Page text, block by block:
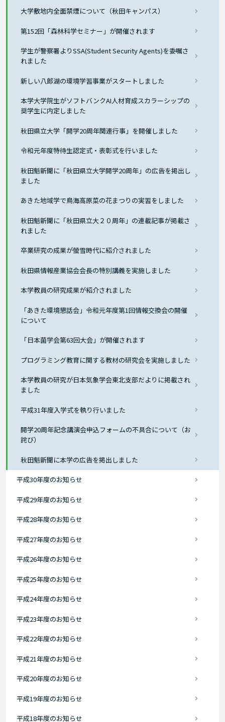
大学敷地内全面禁煙について（秋田キャンパス）
第152回「森林科学セミナー」が開催されます
学生が警察署よりSSA(Student Security Agents)を委嘱さ
れました
新しい八郎湖の環境学習事業がスタートしました
本学大学院生がソフトバンクAI人材育成スカラーシップの
奨学生に内定しました
秋田県立大学「開学20周年関連行事」を開催しました
令和元年度特待生認定式・表彰式を行いました
秋田魁新聞に「秋田県立大学開学20周年」の広告を掲出し
ました
あきた地域学で鳥海高原菜の花まつりの実習をしました
秋田魁新聞に「秋田県立大２０周年」の連載記事が掲載さ
れました
卒業研究の成果が螢雪時代に紹介されました
秋田県情報産業協会会長の特別講義を実施しました
本学教員の研究成果が紹介されました
「あきた環境懇話会」令和元年度第1回情報交換会の開催
について
「日本菌学会第63回大会」が開催されます
プログラミング教育に関する教材の研究会を実施しました
本学教員の研究が日本気象学会東北支部だよりに掲載され
ました
平成31年度入学式を執り行いました
開学20周年記念講演会申込フォームの不具合について（お
詫び）
秋田魁新聞に本学の広告を掲出しました
平成30年度のお知らせ
平成29年度のお知らせ
平成28年度のお知らせ
平成27年度のお知らせ
平成26年度のお知らせ
平成25年度のお知らせ
平成24年度のお知らせ
平成23年度のお知らせ
平成22年度のお知らせ
平成21年度のお知らせ
平成20年度のお知らせ
平成19年度のお知らせ
平成18年度のお知らせ